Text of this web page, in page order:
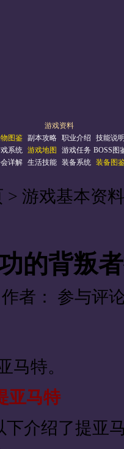
游戏资料
图鉴
副本攻略 职业介绍
技能说
系统
游戏地图 游戏任务 BOSS图
详解
生活技能 装备系统 装备图
> 游戏基本资
的背叛
作者：
参与评
马特。
亚马特
下介绍了提亚